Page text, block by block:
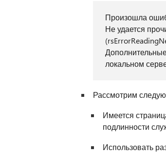
Произошла
Не удается
локальном
Рассмотрим
Имеется
подлинности
Использовать